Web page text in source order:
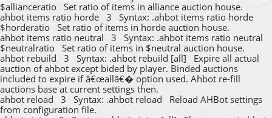
$allianceratio Set ratio of items in alliance auction house.
ahbot items ratio horde 3 Syntax: .ahbot items ratio horde
$horderatio Set ratio of items in horde auction house.
ahbot items ratio neutral 3 Syntax: .ahbot items ratio neutral
$neutralratio Set ratio of items in $neutral auction house.
ahbot rebuild 3 Syntax: .ahbot rebuild [all] Expire all actual
auction of ahbot except bided by player. Binded auctions
included to expire if â€œallâ€� option used. Ahbot re-fill
auctions base at current settings then.
ahbot reload 3 Syntax: .ahbot reload Reload AHBot settings
from configuration file.